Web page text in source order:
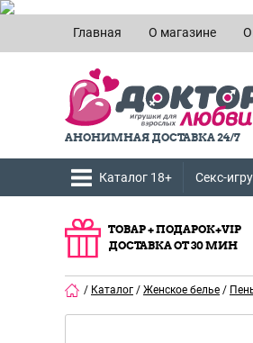
Главная О магазине
АНОНИМНАЯ ДОСТАВКА 24/7
Каталог 18+ Секс-
ТОВАР + ПОДАРОК+VIP
ДОСТАВКА ОТ 30 МИН
/ Каталог / Женское белье /